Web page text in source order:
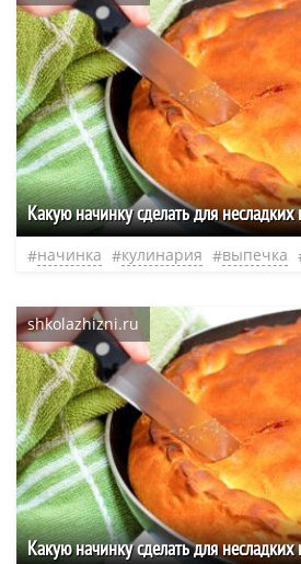
Какую начинку сделать для несладких
начинка кулинария выпечка
shkolazhizni.ru
Какую начинку сделать для несладких